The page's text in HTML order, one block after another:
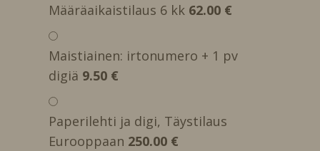
Määräaikaistilaus 6 kk 62.00 €
Maistiainen: irtonumero + 1 pv
digiä 9.50 €
Paperilehti ja digi, Täystilaus
Eurooppaan 250.00 €